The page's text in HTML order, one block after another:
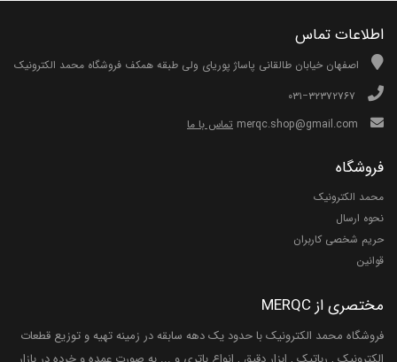
اطلاعات تماس
اصفهان خیابان طالقانی پاساژ پوریای ولی طبقه همکف فروشگاه محمد الکترونیک
تماس با ما
فروشگاه
محمد الکترونیک
نحوه ارسال
حریم شخصی کاربران
قوانین
مختصری از MERQC
فروشگاه محمد الکترونیک با حدود یک دهه سابقه در زمینه تهیه و توزیع قطعات